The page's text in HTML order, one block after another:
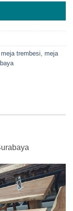
meja trembesi meja